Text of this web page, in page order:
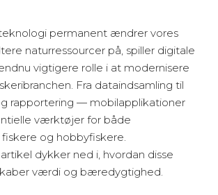
permanent ændrer vores
naturressourcer på, spiller digitale
vigtigere rolle i at modernisere
Fra dataindsamling til
rapportering — mobilapplikationer
værktøjer for både
og hobbyfiskere.
dykker ned i, hvordan disse
værdi og bæredygtighed.